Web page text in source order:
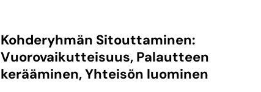
Kohderyhmän Sitouttaminen:
Vuorovaikutteisuus, Palautteen
kerääminen, Yhteisön luominen